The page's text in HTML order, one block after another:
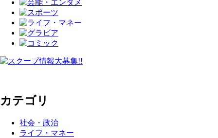
カテゴリ
社会・政治
ライフ・マネー